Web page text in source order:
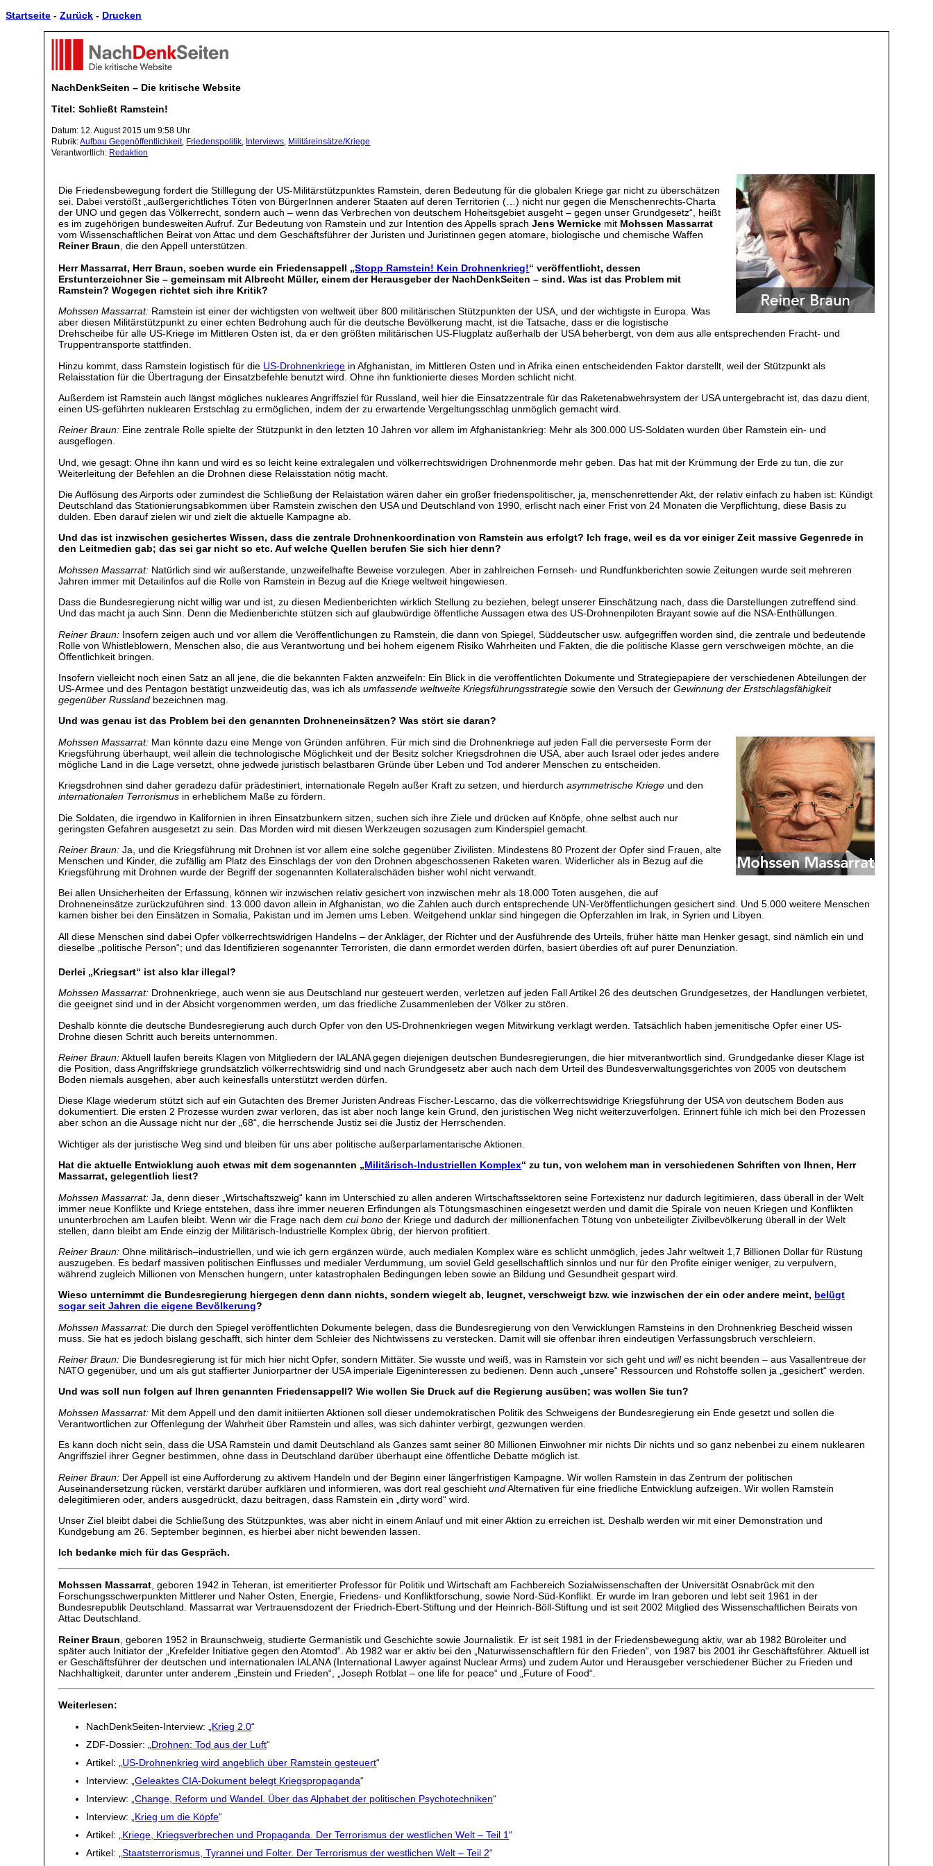
Startseite - Zurück - Drucken
NachDenkSeiten – Die kritische Website
Titel: Schließt Ramstein!
Datum: 12. August 2015 um 9:58 Uhr
Rubrik:Aufbau Gegenöffentlichkeit, Friedenspolitik, Interviews, Militäreinsätze/Kriege
Verantwortlich: Redaktion
Die Friedensbewegung fordert die Stilllegung der US-Militärstützpunktes Ramstein, deren Bedeutung für die globalen Kriege gar nicht zu überschätzen
sei. Dabei verstößt „außergerichtliches Töten von BürgerInnen anderer Staaten auf deren Territorien (…) nicht nur gegen die Menschenrechts-Charta
der UNO und gegen das Völkerrecht, sondern auch – wenn das Verbrechen von deutschem Hoheitsgebiet ausgeht – gegen unser Grundgesetz“, heißt
es im zugehörigen bundesweiten Aufruf. Zur Bedeutung von Ramstein und zur Intention des Appells sprachJens Wernicke mit Mohssen Massarrat
vom Wissenschaftlichen Beirat von Attac und dem Geschäftsführer der Juristen und Juristinnen gegen atomare, biologische und chemische Waffen
Reiner Braun , die den Appell unterstützen.
Herr Massarrat, Herr Braun, soeben wurde ein Friedensappell „Stopp Ramstein! Kein Drohnenkrieg!“ veröffentlicht, dessen
Erstunterzeichner Sie – gemeinsam mit Albrecht Müller, einem der Herausgeber der NachDenkSeiten – sind. Was ist das Problem mit
Ramstein? Wogegen richtet sich ihre Kritik?
Mohssen Massarrat: Ramstein ist einer der wichtigsten von weltweit über 800 militärischen Stützpunkten der USA, und der wichtigste in Europa. Was
aber diesen Militärstützpunkt zu einer echten Bedrohung auch für die deutsche Bevölkerung macht, ist die Tatsache, dass er die logistische
Drehscheibe für alle US-Kriege im Mittleren Osten ist, da er den größten militärischen US-Flugplatz außerhalb der USA beherbergt, von dem aus alle entsprechenden Fracht- und
Truppentransporte stattfinden.
Hinzu kommt, dass Ramstein logistisch für die US-Drohnenkriege in Afghanistan, im Mittleren Osten und in Afrika einen entscheidenden Faktor darstellt, weil der Stützpunkt als
Relaisstation für die Übertragung der Einsatzbefehle benutzt wird. Ohne ihn funktionierte dieses Morden schlicht nicht.
Außerdem ist Ramstein auch längst mögliches nukleares Angriffsziel für Russland, weil hier die Einsatzzentrale für das Raketenabwehrsystem der USA untergebracht ist, das dazu dient,
einen US-geführten nuklearen Erstschlag zu ermöglichen, indem der zu erwartende Vergeltungsschlag unmöglich gemacht wird.
Reiner Braun: Eine zentrale Rolle spielte der Stützpunkt in den letzten 10 Jahren vor allem im Afghanistankrieg: Mehr als 300.000 US-Soldaten wurden über Ramstein ein- und
ausgeflogen.
Und, wie gesagt: Ohne ihn kann und wird es so leicht keine extralegalen und völkerrechtswidrigen Drohnenmorde mehr geben. Das hat mit der Krümmung der Erde zu tun, die zur
Weiterleitung der Befehlen an die Drohnen diese Relaisstation nötig macht.
Die Auflösung des Airports oder zumindest die Schließung der Relaistation wären daher ein großer friedenspolitischer, ja, menschenrettender Akt, der relativ einfach zu haben ist: Kündigt
Deutschland das Stationierungsabkommen über Ramstein zwischen den USA und Deutschland von 1990, erlischt nach einer Frist von 24 Monaten die Verpflichtung, diese Basis zu
dulden. Eben darauf zielen wir und zielt die aktuelle Kampagne ab.
Und das ist inzwischen gesichertes Wissen, dass die zentrale Drohnenkoordination von Ramstein aus erfolgt? Ich frage, weil es da vor einiger Zeit massive Gegenrede in
den Leitmedien gab; das sei gar nicht so etc. Auf welche Quellen berufen Sie sich hier denn?
Mohssen Massarrat: Natürlich sind wir außerstande, unzweifelhafte Beweise vorzulegen. Aber in zahlreichen Fernseh- und Rundfunkberichten sowie Zeitungen wurde seit mehreren
Jahren immer mit Detailinfos auf die Rolle von Ramstein in Bezug auf die Kriege weltweit hingewiesen.
Dass die Bundesregierung nicht willig war und ist, zu diesen Medienberichten wirklich Stellung zu beziehen, belegt unserer Einschätzung nach, dass die Darstellungen zutreffend sind.
Und das macht ja auch Sinn. Denn die Medienberichte stützen sich auf glaubwürdige öffentliche Aussagen etwa des US-Drohnenpiloten Brayant sowie auf die NSA-Enthüllungen.
Reiner Braun: Insofern zeigen auch und vor allem die Veröffentlichungen zu Ramstein, die dann von Spiegel, Süddeutscher usw. aufgegriffen worden sind, die zentrale und bedeutende
Rolle von Whistleblowern, Menschen also, die aus Verantwortung und bei hohem eigenem Risiko Wahrheiten und Fakten, die die politische Klasse gern verschweigen möchte, an die
Öffentlichkeit bringen.
Insofern vielleicht noch einen Satz an all jene, die die bekannten Fakten anzweifeln: Ein Blick in die veröffentlichten Dokumente und Strategiepapiere der verschiedenen Abteilungen der
US-Armee und des Pentagon bestätigt unzweideutig das, was ich alsumfassende weltweite Kriegsführungsstrategie sowie den Versuch derGewinnung der Erstschlagsfähigkeit
gegenüber Russland bezeichnen mag.
Und was genau ist das Problem bei den genannten Drohneneinsätzen? Was stört sie daran?
Mohssen Massarrat: Man könnte dazu eine Menge von Gründen anführen. Für mich sind die Drohnenkriege auf jeden Fall die perverseste Form der
Kriegsführung überhaupt, weil allein die technologische Möglichkeit und der Besitz solcher Kriegsdrohnen die USA, aber auch Israel oder jedes andere
mögliche Land in die Lage versetzt, ohne jedwede juristisch belastbaren Gründe über Leben und Tod anderer Menschen zu entscheiden.
Kriegsdrohnen sind daher geradezu dafür prädestiniert, internationale Regeln außer Kraft zu setzen, und hierdurchasymmetrische Kriege und den
internationalen Terrorismus in erheblichem Maße zu fördern.
Die Soldaten, die irgendwo in Kalifornien in ihren Einsatzbunkern sitzen, suchen sich ihre Ziele und drücken auf Knöpfe, ohne selbst auch nur
geringsten Gefahren ausgesetzt zu sein. Das Morden wird mit diesen Werkzeugen sozusagen zum Kinderspiel gemacht.
Reiner Braun: Ja, und die Kriegsführung mit Drohnen ist vor allem eine solche gegenüber Zivilisten. Mindestens 80 Prozent der Opfer sind Frauen, alte
Menschen und Kinder, die zufällig am Platz des Einschlags der von den Drohnen abgeschossenen Raketen waren. Widerlicher als in Bezug auf die
Kriegsführung mit Drohnen wurde der Begriff der sogenannten Kollateralschäden bisher wohl nicht verwandt.
Bei allen Unsicherheiten der Erfassung, können wir inzwischen relativ gesichert von inzwischen mehr als 18.000 Toten ausgehen, die auf
Drohneneinsätze zurückzuführen sind. 13.000 davon allein in Afghanistan, wo die Zahlen auch durch entsprechende UN-Veröffentlichungen gesichert sind. Und 5.000 weitere Menschen
kamen bisher bei den Einsätzen in Somalia, Pakistan und im Jemen ums Leben. Weitgehend unklar sind hingegen die Opferzahlen im Irak, in Syrien und Libyen.
All diese Menschen sind dabei Opfer völkerrechtswidrigen Handelns – der Ankläger, der Richter und der Ausführende des Urteils, früher hätte man Henker gesagt, sind nämlich ein und
dieselbe „politische Person“; und das Identifizieren sogenannter Terroristen, die dann ermordet werden dürfen, basiert überdies oft auf purer Denunziation.
Derlei „Kriegsart“ ist also klar illegal?
Mohssen Massarrat: Drohnenkriege, auch wenn sie aus Deutschland nur gesteuert werden, verletzen auf jeden Fall Artikel 26 des deutschen Grundgesetzes, der Handlungen verbietet,
die geeignet sind und in der Absicht vorgenommen werden, um das friedliche Zusammenleben der Völker zu stören.
Deshalb könnte die deutsche Bundesregierung auch durch Opfer von den US-Drohnenkriegen wegen Mitwirkung verklagt werden. Tatsächlich haben jemenitische Opfer einer US-
Drohne diesen Schritt auch bereits unternommen.
Reiner Braun:Aktuell laufen bereits Klagen von Mitgliedern der IALANA gegen diejenigen deutschen Bundesregierungen, die hier mitverantwortlich sind. Grundgedanke dieser Klage ist
die Position, dass Angriffskriege grundsätzlich völkerrechtswidrig sind und nach Grundgesetz aber auch nach dem Urteil des Bundesverwaltungsgerichtes von 2005 von deutschem
Boden niemals ausgehen, aber auch keinesfalls unterstützt werden dürfen.
Diese Klage wiederum stützt sich auf ein Gutachten des Bremer Juristen Andreas Fischer-Lescarno, das die völkerrechtswidrige Kriegsführung der USA von deutschem Boden aus
dokumentiert. Die ersten 2 Prozesse wurden zwar verloren, das ist aber noch lange kein Grund, den juristischen Weg nicht weiterzuverfolgen. Erinnert fühle ich mich bei den Prozessen
aber schon an die Aussage nicht nur der „68“, die herrschende Justiz sei die Justiz der Herrschenden.
Wichtiger als der juristische Weg sind und bleiben für uns aber politische außerparlamentarische Aktionen.
Hat die aktuelle Entwicklung auch etwas mit dem sogenannten „Militärisch-Industriellen Komplex“ zu tun, von welchem man in verschiedenen Schriften von Ihnen, Herr
Massarrat, gelegentlich liest?
Mohssen Massarrat: Ja, denn dieser „Wirtschaftszweig“ kann im Unterschied zu allen anderen Wirtschaftssektoren seine Fortexistenz nur dadurch legitimieren, dass überall in der Welt
immer neue Konflikte und Kriege entstehen, dass ihre immer neueren Erfindungen als Tötungsmaschinen eingesetzt werden und damit die Spirale von neuen Kriegen und Konflikten
ununterbrochen am Laufen bleibt. Wenn wir die Frage nach demcui bono der Kriege und dadurch der millionenfachen Tötung von unbeteiligter Zivilbevölkerung überall in der Welt
stellen, dann bleibt am Ende einzig der Militärisch-Industrielle Komplex übrig, der hiervon profitiert.
Reiner Braun: Ohne militärisch–industriellen, und wie ich gern ergänzen würde, auch medialen Komplex wäre es schlicht unmöglich, jedes Jahr weltweit 1,7 Billionen Dollar für Rüstung
auszugeben. Es bedarf massiven politischen Einflusses und medialer Verdummung, um soviel Geld gesellschaftlich sinnlos und nur für den Profite einiger weniger, zu verpulvern,
während zugleich Millionen von Menschen hungern, unter katastrophalen Bedingungen leben sowie an Bildung und Gesundheit gespart wird.
Wieso unternimmt die Bundesregierung hiergegen denn dann nichts, sondern wiegelt ab, leugnet, verschweigt bzw. wie inzwischen der ein oder andere meint, belügt
sogar seit Jahren die eigene Bevölkerung?
Mohssen Massarrat: Die durch den Spiegel veröffentlichten Dokumente belegen, dass die Bundesregierung von den Verwicklungen Ramsteins in den Drohnenkrieg Bescheid wissen
muss. Sie hat es jedoch bislang geschafft, sich hinter dem Schleier des Nichtwissens zu verstecken. Damit will sie offenbar ihren eindeutigen Verfassungsbruch verschleiern.
Reiner Braun: Die Bundesregierung ist für mich hier nicht Opfer, sondern Mittäter. Sie wusste und weiß, was in Ramstein vor sich geht undwilles nicht beenden – aus Vasallentreue der
NATO gegenüber, und um als gut staffierter Juniorpartner der USA imperiale Eigeninteressen zu bedienen. Denn auch „unsere“ Ressourcen und Rohstoffe sollen ja „gesichert“ werden.
Und was soll nun folgen auf Ihren genannten Friedensappell? Wie wollen Sie Druck auf die Regierung ausüben; was wollen Sie tun?
Mohssen Massarrat: Mit dem Appell und den damit initiierten Aktionen soll dieser undemokratischen Politik des Schweigens der Bundesregierung ein Ende gesetzt und sollen die
Verantwortlichen zur Offenlegung der Wahrheit über Ramstein und alles, was sich dahinter verbirgt, gezwungen werden.
Es kann doch nicht sein, dass die USA Ramstein und damit Deutschland als Ganzes samt seiner 80 Millionen Einwohner mir nichts Dir nichts und so ganz nebenbei zu einem nuklearen
Angriffsziel ihrer Gegner bestimmen, ohne dass in Deutschland darüber überhaupt eine öffentliche Debatte möglich ist.
Reiner Braun: Der Appell ist eine Aufforderung zu aktivem Handeln und der Beginn einer längerfristigen Kampagne. Wir wollen Ramstein in das Zentrum der politischen
Auseinandersetzung rücken, verstärkt darüber aufklären und informieren, was dort real geschiehtundAlternativen für eine friedliche Entwicklung aufzeigen. Wir wollen Ramstein
delegitimieren oder, anders ausgedrückt, dazu beitragen, dass Ramstein ein „dirty word“ wird.
Unser Ziel bleibt dabei die Schließung des Stützpunktes, was aber nicht in einem Anlauf und mit einer Aktion zu erreichen ist. Deshalb werden wir mit einer Demonstration und
Kundgebung am 26. September beginnen, es hierbei aber nicht bewenden lassen.
Ich bedanke mich für das Gespräch.
Mohssen Massarrat , geboren 1942 in Teheran, ist emeritierter Professor für Politik und Wirtschaft am Fachbereich Sozialwissenschaften der Universität Osnabrück mit den
Forschungsschwerpunkten Mittlerer und Naher Osten, Energie, Friedens- und Konfliktforschung, sowie Nord-Süd-Konflikt. Er wurde im Iran geboren und lebt seit 1961 in der
Bundesrepublik Deutschland. Massarrat war Vertrauensdozent der Friedrich-Ebert-Stiftung und der Heinrich-Böll-Stiftung und ist seit 2002 Mitglied des Wissenschaftlichen Beirats von
Attac Deutschland.
Reiner Braun , geboren 1952 in Braunschweig, studierte Germanistik und Geschichte sowie Journalistik. Er ist seit 1981 in der Friedensbewegung aktiv, war ab 1982 Büroleiter und
später auch Initiator der „Krefelder Initiative gegen den Atomtod“. Ab 1982 war er aktiv bei den „Naturwissenschaftlern für den Frieden“, von 1987 bis 2001 ihr Geschäftsführer. Aktuell ist
er Geschäftsführer der deutschen und internationalen IALANA (International Lawyer against Nuclear Arms) und zudem Autor und Herausgeber verschiedener Bücher zu Frieden und
Nachhaltigkeit, darunter unter anderem „Einstein und Frieden“, „Joseph Rotblat – one life for peace“ und „Future of Food“.
Weiterlesen:
NachDenkSeiten-Interview: „ Krieg 2.0“
ZDF-Dossier: „ Drohnen: Tod aus der Luft“
Artikel: „ US-Drohnenkrieg wird angeblich über Ramstein gesteuert“
Interview: „Geleaktes CIA-Dokument belegt Kriegspropaganda“
Interview: „Change, Reform und Wandel. Über das Alphabet der politischen Psychotechniken“
Interview: „ Krieg um die Köpfe“
Artikel: „ Kriege, Kriegsverbrechen und Propaganda. Der Terrorismus der westlichen Welt – Teil 1“
Artikel: „Staatsterrorismus, Tyrannei und Folter. Der Terrorismus der westlichen Welt – Teil 2“